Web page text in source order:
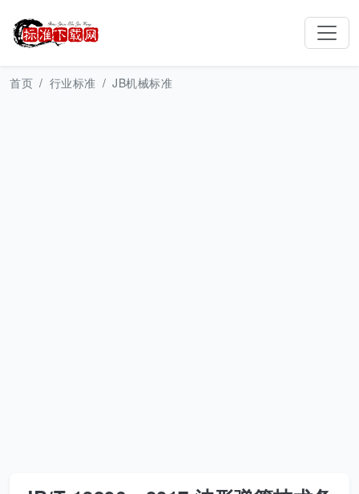
首页 行业标准 JB机械标准